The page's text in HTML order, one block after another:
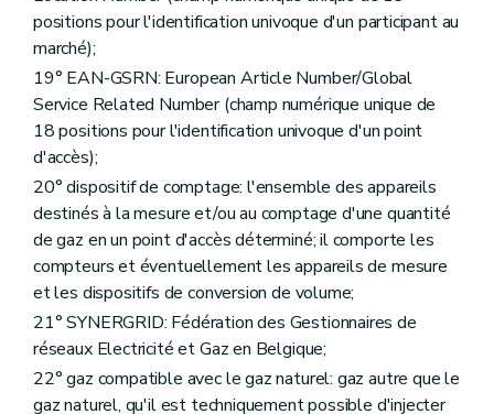
Art. 131
Chapitre V
Programme d'injection/prélèvement
Art. 132
Titre V Code de mesure et de comptage
Chapitre premier Généralités
Art. 133
Art. 134
Art. 135
Art. 136
Art. 137
Art. 138
Art. 139
Chapitre II Dispositions concernant les dispositifs de comptage
Section 2.1 Prescriptions techniques générales
Art. 140
Art. 141
Art. 142
Art. 143
Art. 144
positions pour l'identification univoque d'un participant au
marché);
19° EAN-GSRN: European Article Number/Global
Service Related Number (champ numérique unique de
18 positions pour l'identification univoque d'un point
d'accès);
20° dispositif de comptage: l'ensemble des appareils
destinés à la mesure et/ou au comptage d'une quantité
de gaz en un point d'accès déterminé; il comporte les
compteurs et éventuellement les appareils de mesure
et les dispositifs de conversion de volume;
21° SYNERGRID: Fédération des Gestionnaires de
réseaux Electricité et Gaz en Belgique;
22° gaz compatible avec le gaz naturel: gaz autre que le
gaz naturel, qu'il est techniquement possible d'injecter